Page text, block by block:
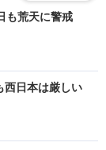
も荒天に警戒
日本は厳しい